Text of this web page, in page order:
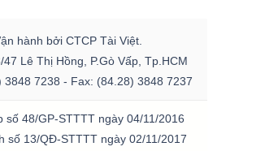
hành bởi CTCP Tài Việt.
Lê Thị Hồng, P.Gò Vấp, Tp.HCM
3848 7238 - Fax: (84.28) 3848 7237
số 48/GP-STTTT ngày 04/11/2016
số 13/QĐ-STTTT ngày 02/11/2017